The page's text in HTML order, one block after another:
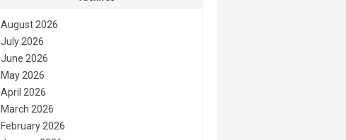
August 2026
July 2026
June 2026
May 2026
April 2026
March 2026
February 2026